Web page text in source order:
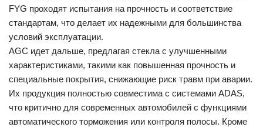
FYG проходят испытания на прочность и соответствие
стандартам, что делает их надежными для большинства
условий эксплуатации.
AGC идет дальше, предлагая стекла с улучшенными
характеристиками, такими как повышенная прочность и
специальные покрытия, снижающие риск травм при аварии.
Их продукция полностью совместима с системами ADAS,
что критично для современных автомобилей с функциями
автоматического торможения или контроля полосы. Кроме